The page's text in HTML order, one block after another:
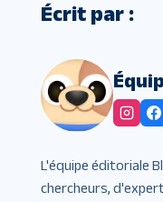
Écrit par :
L'équipe éditoriale
chercheurs,